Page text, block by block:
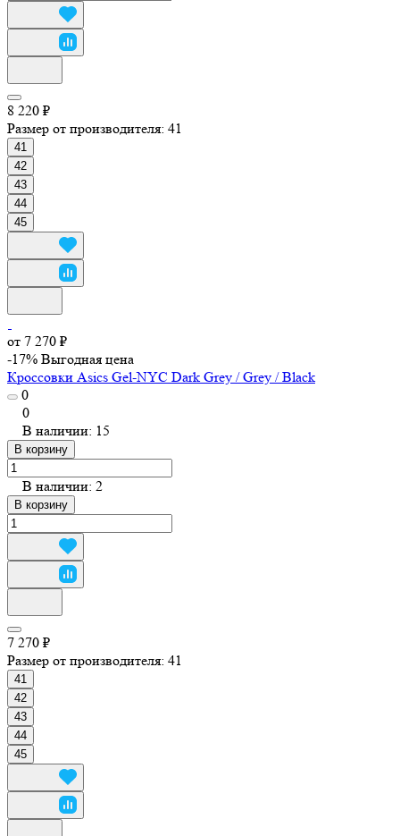
8 220 ₽
Размер от производителя: 41
41
42
43
44
45
от 7 270 ₽
-17% Выгодная цена
Кроссовки Asics Gel-NYC Dark Grey / Grey / Black
0
0
В наличии: 15
В корзину
В наличии: 2
В корзину
7 270 ₽
Размер от производителя: 41
41
42
43
44
45